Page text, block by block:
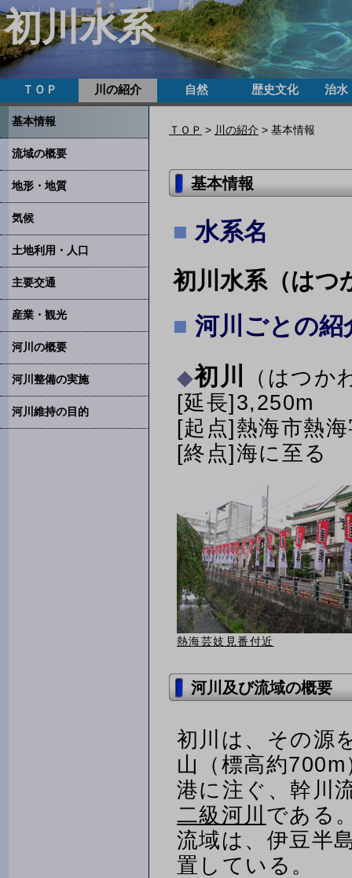
初川水系
ＴＯＰ 川の紹介 自然 歴史文化 治水
ＴＯＰ > 川の紹介 > 基本情報
基本情報
水系名
初川水系（はつ
河川ごとの紹
初川
（はつか
[延長]3,250m
[起点]熱海市熱
[終点]海に至る
熱海芸妓見番付近
河川及び流域の概要
初川は、その源
山（標高約
港に注ぐ、幹川
二級河川 である
流域は、伊豆半
置している。
基本情報
流域の概要
地形・地質
気候
土地利用・人口
主要交通
産業・観光
河川の概要
河川整備の実施
河川維持の目的